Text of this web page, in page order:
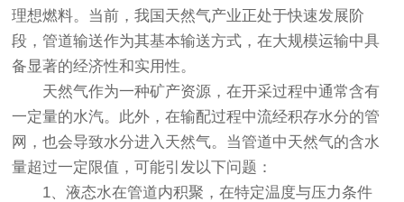
理想燃料。当前，我国天然气产业正处于快速发展阶
段，管道输送作为其基本输送方式，在大规模运输中具
备显著的经济性和实用性。
天然气作为一种矿产资源，在开采过程中通常含有
一定量的水汽。此外，在输配过程中流经积存水分的管
网，也会导致水分进入天然气。当管道中天然气的含水
量超过一定限值，可能引发以下问题：
1、液态水在管道内积聚，在特定温度与压力条件